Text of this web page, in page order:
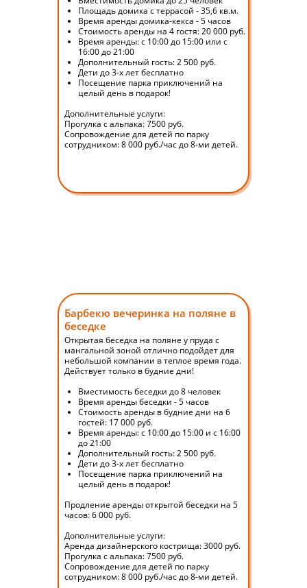
Площадь домика с террасой - 35,6 кв.м.
Время аренды домика-кекса - 5 часов
Стоимость аренды на 4 гостя: 20 000 руб.
Время аренды: с 10:00 до 15:00 или с
16:00 до 21:00
Дополнительный гость: 2 500 руб.
Дети до 3-х лет бесплатно
Посещение парка приключений на
целый день в подарок!
Дополнительные услуги:
Прогулка с альпака: 7500 руб.
Сопровождение для детей по парку
сотрудником: 8 000 руб./час до 8-ми детей.
Барбекю вечеринка на поляне в
беседке
Открытая беседка на поляне у пруда с
мангальной зоной отлично подойдет для
небольшой компании в теплое время года.
Действует только в будние дни!
Вместимость беседки до 8 человек
Время аренды беседки - 5 часов
Стоимость аренды в будние дни на 6
гостей: 17 000 руб.
Время аренды: с 10:00 до 15:00 и с 16:00
до 21:00
Дополнительный гость: 2 500 руб.
Дети до 3-х лет бесплатно
Посещение парка приключений на
целый день в подарок!
Продление аренды открытой беседки на 5
часов: 6 000 руб.
Дополнительные услуги:
Аренда дизайнерского кострища: 3000 руб.
Прогулка с альпака: 7500 руб.
Сопровождение для детей по парку
сотрудником: 8 000 руб./час до 8-ми детей.
7 гектаров старинного финского
леса с волшебной вечерней
подсветкой и шикарными
локациями для пополнения
семейного фотоальбома
ОСОБАЯ АТМОСФЕРА